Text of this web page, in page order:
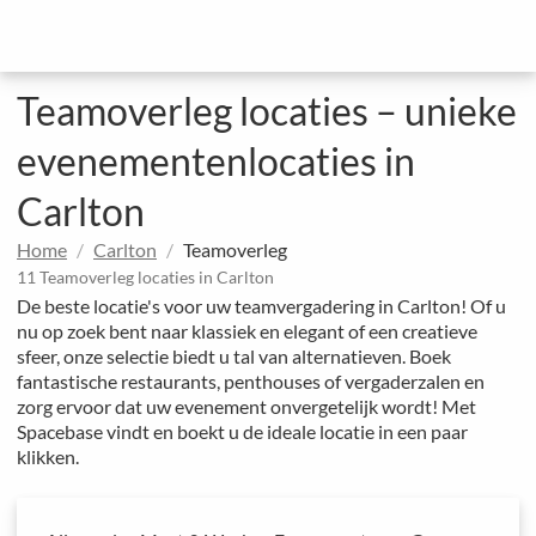
Teamoverleg locaties – unieke
evenementenlocaties in
Carlton
Home Carlton Teamoverleg
11 Teamoverleg locaties in Carlton
De beste locatie's voor uw teamvergadering in Carlton! Of u
nu op zoek bent naar klassiek en elegant of een creatieve
sfeer, onze selectie biedt u tal van alternatieven. Boek
fantastische restaurants, penthouses of vergaderzalen en
zorg ervoor dat uw evenement onvergetelijk wordt! Met
Spacebase vindt en boekt u de ideale locatie in een paar
klikken.